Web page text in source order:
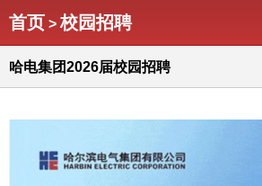
首页 >校园招聘
哈电集团2026届校园招聘